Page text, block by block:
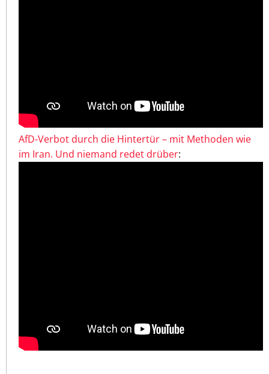
AfD-Verbot durch die Hintertür – mit Methoden wie
im Iran. Und niemand redet drüber: